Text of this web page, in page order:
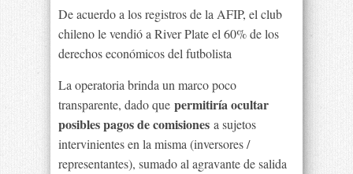
De acuerdo a los registros de la AFIP, el club
chileno le vendió a River Plate el 60% de los
derechos económicos del futbolista
La operatoria brinda un marco poco
transparente, dado que permitiría ocultar
posibles pagos de comisiones a sujetos
intervinientes en la misma (inversores /
representantes), sumado al agravante de salida